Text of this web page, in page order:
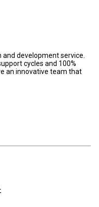
development service.
cycles and 100%
an innovative team that